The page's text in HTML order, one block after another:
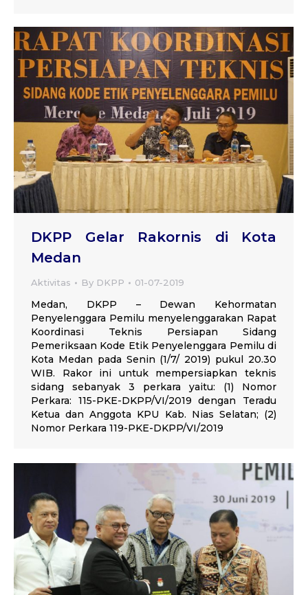
DKPP Gelar Rakornis di Kota
Medan
Aktivitas By DKPP 01-07-2019
Medan, DKPP – Dewan Kehormatan
Penyelenggara Pemilu menyelenggarakan Rapat
Koordinasi Teknis Persiapan Sidang
Pemeriksaan Kode Etik Penyelenggara Pemilu di
Kota Medan pada Senin (1/7/ 2019) pukul 20.30
WIB. Rakor ini untuk mempersiapkan teknis
sidang sebanyak 3 perkara yaitu: (1) Nomor
Perkara: 115-PKE-DKPP/VI/2019 dengan Teradu
Ketua dan Anggota KPU Kab. Nias Selatan; (2)
Nomor Perkara 119-PKE-DKPP/VI/2019